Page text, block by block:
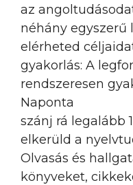
az
néhány egyszerű
elérheted
gyakorlás: A
rendszeresen
Naponta
szánj rá legalább
elkerüld a
Olvasás és
könyveket,